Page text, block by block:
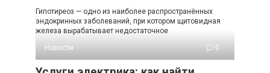
Гипотиреоз — одно из наиболее распространённых
эндокринных заболеваний, при котором щитовидная
железа вырабатывает недостаточное
Новости
0